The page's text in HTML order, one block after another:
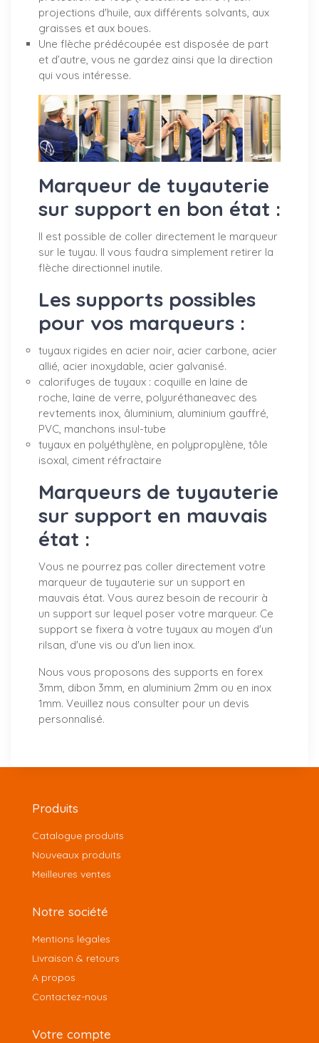
projections d'huile, aux différents solvants, aux
graisses et aux boues.
Une flèche prédécoupée est disposée de part
et d’autre, vous ne gardez ainsi que la direction
qui vous intéresse.
Marqueur de tuyauterie
sur support en bon état :
Il est possible de coller directement le marqueur
sur le tuyau. Il vous faudra simplement retirer la
flèche directionnel inutile.
Les supports possibles
pour vos marqueurs :
tuyaux rigides en acier noir, acier carbone, acier
allié, acier inoxydable, acier galvanisé.
calorifuges de tuyaux : coquille en laine de
roche, laine de verre, polyuréthaneavec des
revtements inox, âluminium, aluminium gauffré,
PVC, manchons insul-tube
tuyaux en polyéthylène, en polypropylène, tôle
isoxal, ciment réfractaire
Marqueurs de tuyauterie
sur support en mauvais
état :
Vous ne pourrez pas coller directement votre
marqueur de tuyauterie sur un support en
mauvais état. Vous aurez besoin de recourir à
un support sur lequel poser votre marqueur. Ce
support se fixera à votre tuyaux au moyen d'un
rilsan, d'une vis ou d'un lien inox.
Nous vous proposons des supports en forex
3mm, dibon 3mm, en aluminium 2mm ou en inox
1mm. Veuillez nous consulter pour un devis
personnalisé.
Produits
Catalogue produits
Nouveaux produits
Meilleures ventes
Notre société
Mentions légales
Livraison & retours
A propos
Contactez-nous
Votre compte